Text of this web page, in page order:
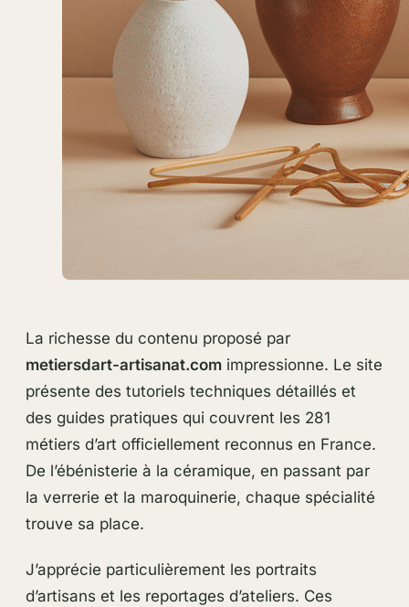
La richesse du contenu proposé par
metiersdart-artisanat.comimpressionne. Le site
présente des tutoriels techniques détaillés et
des guides pratiques qui couvrent les 281
métiers d’art officiellement reconnus en France.
De l’ébénisterie à la céramique, en passant par
la verrerie et la maroquinerie, chaque spécialité
trouve sa place.
J’apprécie particulièrement les portraits
d’artisans et les reportages d’ateliers. Ces